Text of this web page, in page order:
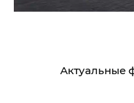
Актуальные